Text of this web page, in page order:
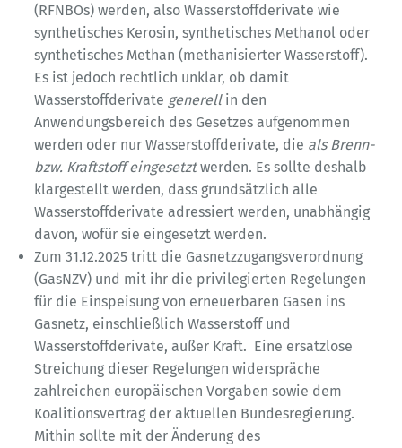
(RFNBOs) werden, also Wasserstoffderivate wie
synthetisches Kerosin, synthetisches Methanol oder
synthetisches Methan (methanisierter Wasserstoff).
Es ist jedoch rechtlich unklar, ob damit
Wasserstoffderivate generellin den
Anwendungsbereich des Gesetzes aufgenommen
werden oder nur Wasserstoffderivate, die als Brenn-
bzw. Kraftstoff eingesetztwerden. Es sollte deshalb
klargestellt werden, dass grundsätzlich alle
Wasserstoffderivate adressiert werden, unabhängig
davon, wofür sie eingesetzt werden.
Zum 31.12.2025 tritt die Gasnetzzugangsverordnung
(GasNZV) und mit ihr die privilegierten Regelungen
für die Einspeisung von erneuerbaren Gasen ins
Gasnetz, einschließlich Wasserstoff und
Wasserstoffderivate, außer Kraft. Eine ersatzlose
Streichung dieser Regelungen widerspräche
zahlreichen europäischen Vorgaben sowie dem
Koalitionsvertrag der aktuellen Bundesregierung.
Mithin sollte mit der Änderung des